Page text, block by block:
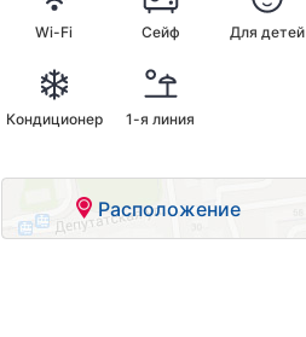
Wi-Fi Сейф Для детей
Кондиционер 1-я линия
Расположение